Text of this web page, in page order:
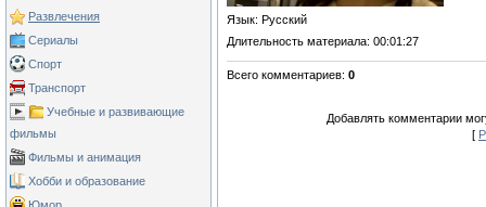
Развлечения
Сериалы
Спорт
Транспорт
Учебные и развивающие
фильмы
Фильмы и анимация
Хобби и образование
Язык: Русский
Длительность материала: 00:01:27
Всего комментариев: 0
Добавлять комментарии
[